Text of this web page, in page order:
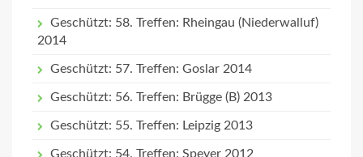
Geschützt: 58. Treffen: Rheingau (Niederwalluf)
2014
Geschützt: 57. Treffen: Goslar 2014
Geschützt: 56. Treffen: Brügge (B) 2013
Geschützt: 55. Treffen: Leipzig 2013
Geschützt: 54. Treffen: Speyer 2012